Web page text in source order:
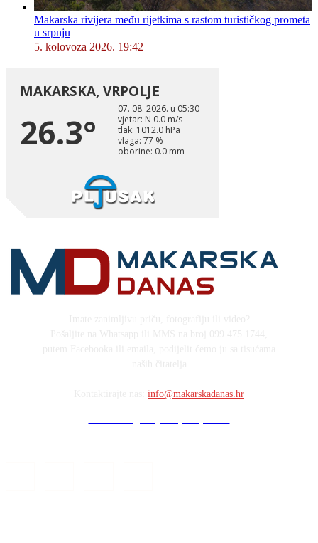
Makarska rivijera među rijetkima s rastom turističkog prometa
u srpnju
5. kolovoza 2026. 19:42
info@makarskadanas.hr